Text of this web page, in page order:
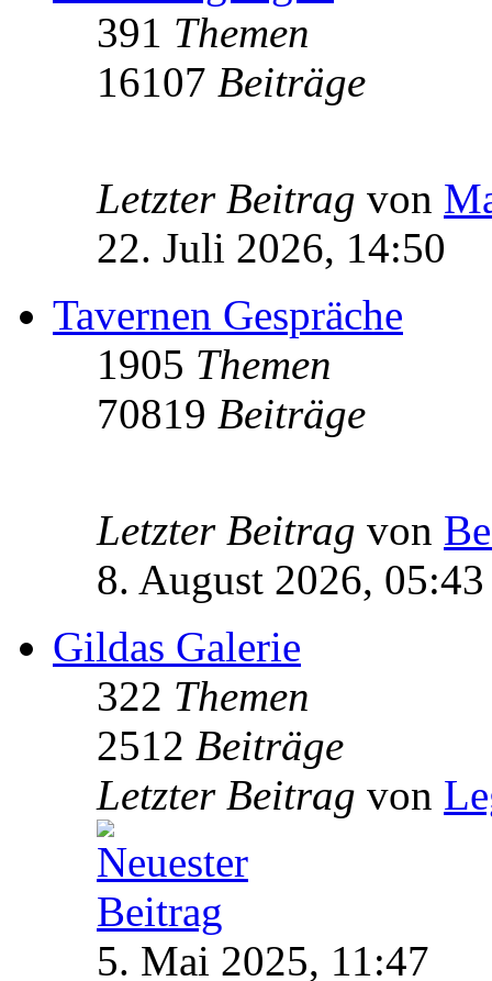
391 Themen
16107 Beiträge
Letzter Beitrag von
22. Juli 2026, 14:50
Tavernen Gespräche
1905 Themen
70819 Beiträge
Letzter Beitrag von
8. August 2026, 05:43
Gildas Galerie
322 Themen
2512 Beiträge
Letzter Beitrag von
5. Mai 2025, 11:47